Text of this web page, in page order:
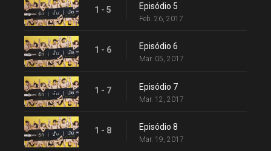
1 - 5 Episódio 5
Feb. 26, 2017
1 - 6 Episódio 6
Mar. 05, 2017
1 - 7 Episódio 7
Mar. 12, 2017
1 - 8 Episódio 8
Mar. 19, 2017